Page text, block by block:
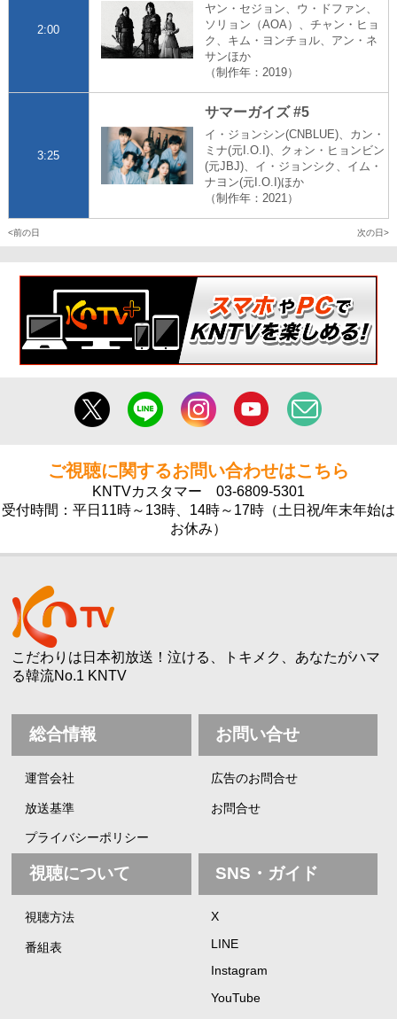
2:00
ヤン・セジョン、ウ・ドファン、
ソリョン（AOA）、チャン・ヒョ
ク、キム・ヨンチョル、アン・ネ
サンほか
（制作年：2019）
3:25
サマーガイズ #5
イ・ジョンシン(CNBLUE)、カン・
ミナ(元I.O.I)、クォン・ヒョンビン
(元JBJ)、イ・ジョンシク、イム・
ナヨン(元I.O.I)ほか
（制作年：2021）
前の日 次の日
ご視聴に関するお問い合わせはこちら
KNTVカスタマー 03-6809-5301
受付時間：平日11時～13時、14時～17時（土日祝/年末年始は
お休み）
こだわりは日本初放送！泣ける、トキメク、あなたがハマ
る韓流No.1 KNTV
総合情報
運営会社
放送基準
プライバシーポリシー
お問い合せ
広告のお問合せ
お問合せ
視聴について
視聴方法
番組表
SNS・ガイド
X
LINE
Instagram
YouTube